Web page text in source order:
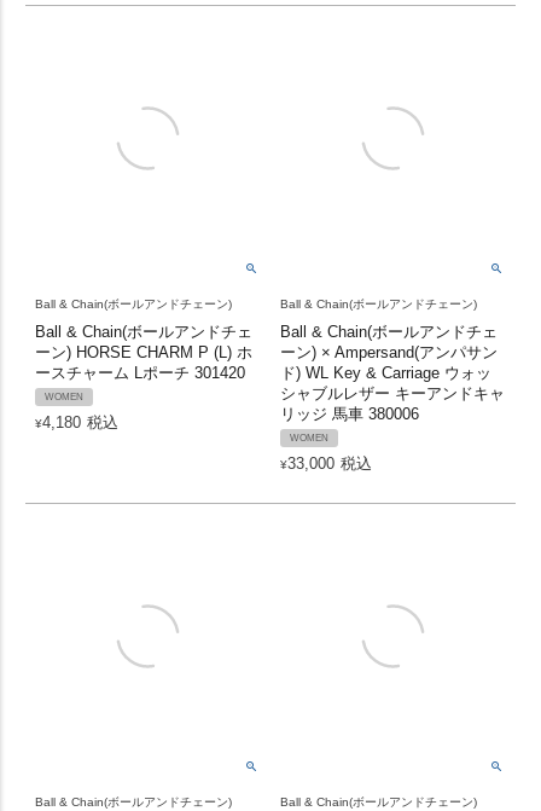
Ball & Chain(ボールアンドチェーン)
Ball & Chain(ボールアンドチェ
ーン) HORSE CHARM P (L) ホ
ースチャーム Lポーチ 301420
WOMEN
¥4,180 税込
Ball & Chain(ボールアンドチェーン)
Ball & Chain(ボールアンドチェ
ーン) × Ampersand(アンパサン
ド) WL Key & Carriage ウォッ
シャブルレザー キーアンドキャ
リッジ 馬車 380006
WOMEN
¥33,000 税込
Ball & Chain(ボールアンドチェーン) Ball & Chain(ボールアンドチェーン)